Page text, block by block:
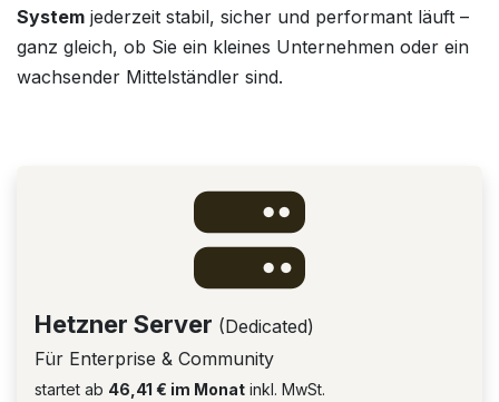
System jederzeit stabil, sicher und performant läuft –
ganz gleich, ob Sie ein kleines Unternehmen oder ein
wachsender Mittelständler sind.
Hetzner Server (Dedicated)
Für Enterprise & Community
startet ab 46,41 € im Monat inkl. MwSt.